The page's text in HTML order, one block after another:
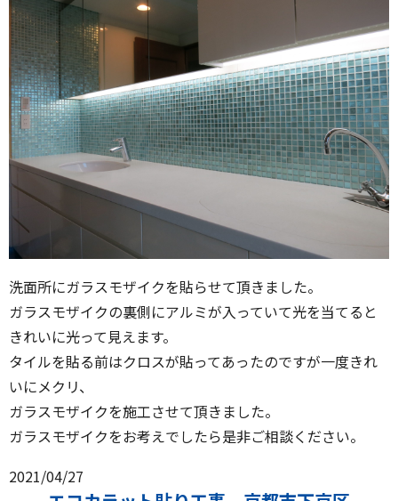
洗面所にガラスモザイクを貼らせて頂きました。
ガラスモザイクの裏側にアルミが入っていて光を当てると
きれいに光って見えます。
タイルを貼る前はクロスが貼ってあったのですが一度きれ
いにメクリ、
ガラスモザイクを施工させて頂きました。
ガラスモザイクをお考えでしたら是非ご相談ください。
2021/04/27